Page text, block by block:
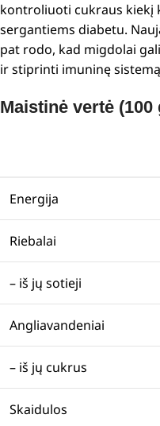
kontroliuoti cukraus kiekį
sergantiems diabetu.
pat rodo, kad migdolai
ir stiprinti imuninę
Maistinė vertė (100
Energija
Riebalai
– iš jų sotieji
Angliavandeniai
– iš jų cukrus
Skaidulos